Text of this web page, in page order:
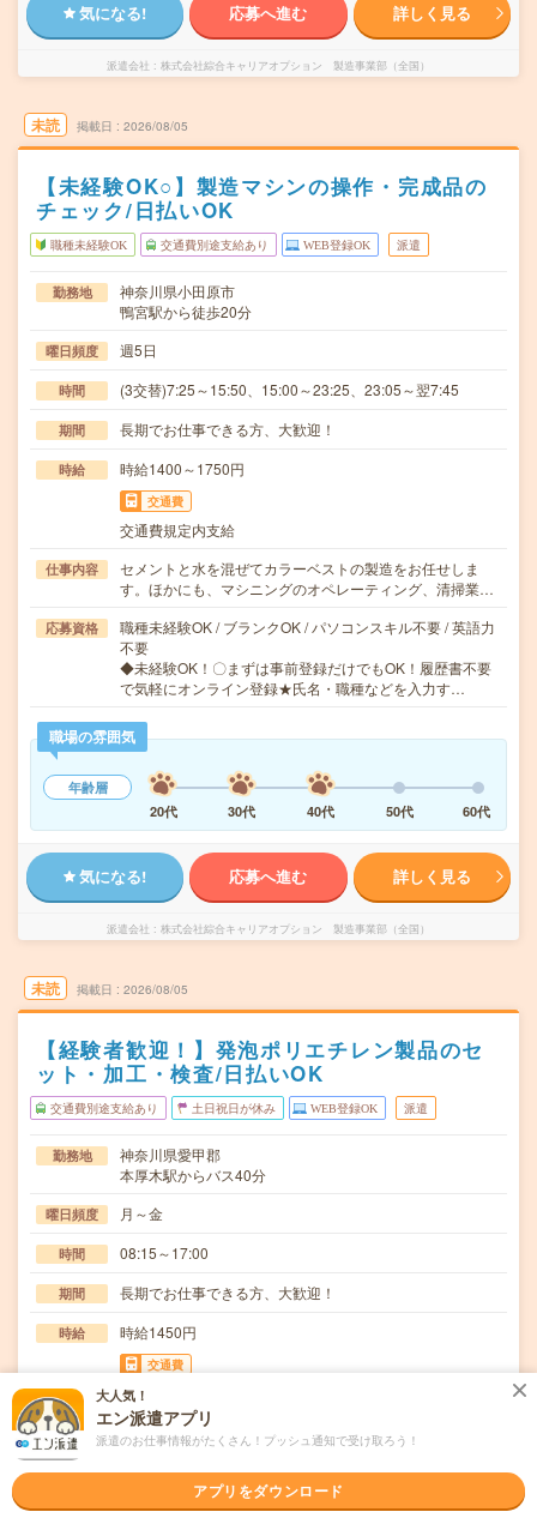
気になる! 応募へ進む 詳しく見る
派遣会社 株式会社綜合キャリアオプション 製造事業部（全国）
未読 掲載日 2026/08/05
【未経験OK○】製造マシンの操作・完成品の
チェック/日払いOK
職種未経験OK 交通費別途支給あり WEB登録OK 派遣
勤務地
神奈川県小田原市
鴨宮駅から徒歩20分
曜日頻度 週5日
時間 (3交替)7:25～15:50、15:00～23:25、23:05～翌7:45
期間 長期でお仕事できる方、大歓迎！
時給 時給1400～1750円
交通費
交通費規定内支給
仕事内容
セメントと水を混ぜてカラーベストの製造をお任せしま
す。ほかにも、マシニングのオペレーティング、清掃業…
応募資格
職種未経験OK / ブランクOK / パソコンスキル不要 / 英語力
不要
◆未経験OK！〇まずは事前登録だけでもOK！履歴書不要
で気軽にオンライン登録★氏名・職種などを入力す…
職場の雰囲気
年齢層
20代
30代 40代 50代 60代
気になる! 応募へ進む 詳しく見る
派遣会社 株式会社綜合キャリアオプション 製造事業部（全国）
未読 掲載日 2026/08/05
【経験者歓迎！】発泡ポリエチレン製品のセ
ット・加工・検査/日払いOK
交通費別途支給あり 土日祝日が休み WEB登録OK 派遣
勤務地
神奈川県愛甲郡
本厚木駅からバス40分
曜日頻度 月～金
時間 08:15～17:00
期間 長期でお仕事できる方、大歓迎！
時給 時給1450円
交通費
交通費規定内支給
仕事内容
・材料を機械にセットしボタンを押す・出来上がった製品
を取り出して検査し次の工程に渡す【取り扱い製品情…
ブランクOK / 英語力不要
◆経験者歓迎！〇まずは事前登録だけでもOK！履歴書不要
大人気！
エン派遣アプリ
派遣のお仕事情報がたくさん！プッシュ通知で受け取ろう！
アプリをダウンロード